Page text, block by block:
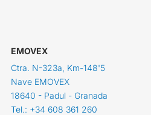
EMOVEX
Ctra. N-323a, Km-148'5
Nave EMOVEX
18640 - Padul - Granada
Tel.: +34 608 361 260